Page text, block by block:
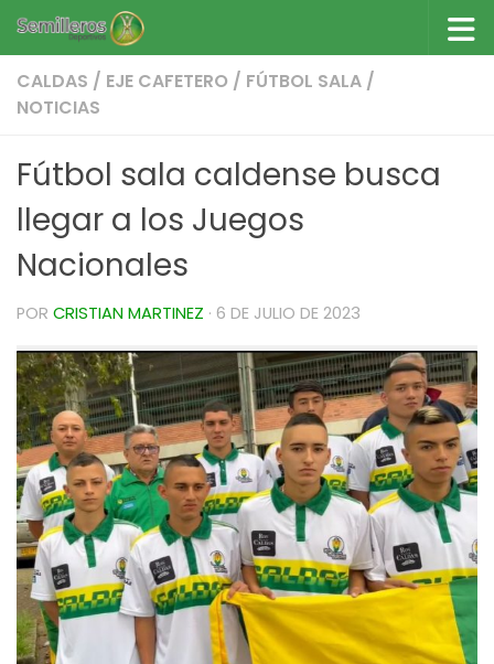
Saltar al contenido
CALDAS / EJE CAFETERO / FÚTBOL SALA /
NOTICIAS
Fútbol sala caldense busca
llegar a los Juegos
Nacionales
POR CRISTIAN MARTINEZ · 6 DE JULIO DE 2023